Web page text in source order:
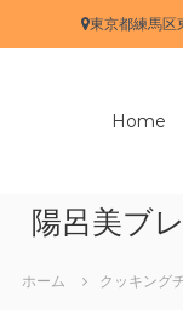
東京都練馬区
Home
陽呂美ブ
ホーム クッキング